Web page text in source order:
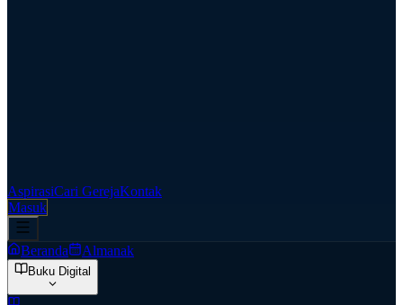
AspirasiCari GerejaKontak
Masuk
Beranda Almanak
Buku Digital